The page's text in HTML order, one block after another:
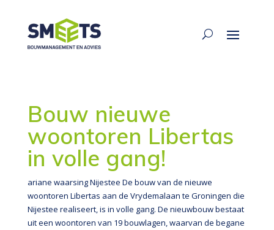
Bouw nieuwe
woontoren Libertas
in volle gang!
ariane waarsing Nijestee De bouw van de nieuwe
woontoren Libertas aan de Vrydemalaan te Groningen die
Nijestee realiseert, is in volle gang. De nieuwbouw bestaat
uit een woontoren van 19 bouwlagen, waarvan de begane